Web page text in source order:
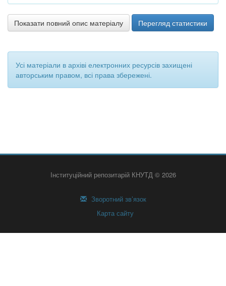
Показати повний опис матеріалу Перегляд статистики
Усі матеріали в архіві електронних ресурсів захищені
авторським правом, всі права збережені.
Інституційний репозитарій КНУТД © 2026
Зворотний зв’язок
Карта сайту